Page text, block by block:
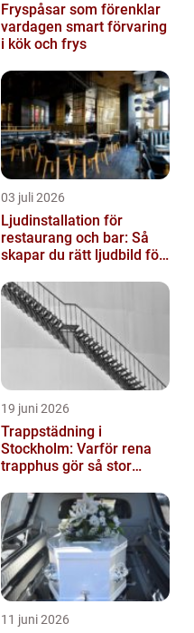
Fryspåsar som förenklar
vardagen smart förvaring
i kök och frys
03 juli 2026
Ljudinstallation för
restaurang och bar: Så
skapar du rätt ljudbild för
19 juni 2026
Trappstädning i
Stockholm: Varför rena
trapphus gör så stor
11 juni 2026